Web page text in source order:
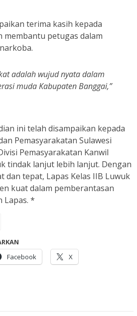
terima kasih kepada
membantu petugas dalam
adalah wujud nyata dalam
muda Kabupaten Banggai,”
ini telah disampaikan kepada
Pemasyarakatan Sulawesi
Pemasyarakatan Kanwil
tindak lanjut lebih lanjut. Dengan
dan tepat, Lapas Kelas IIB Luwuk
kuat dalam pemberantasan
Lapas. *
Facebook
X